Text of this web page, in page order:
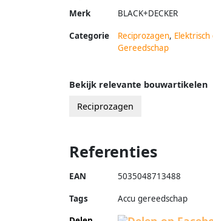
Merk BLACK+DECKER
Categorie Reciprozagen,
Gereedschap
Bekijk relevante bouwartikelen
Reciprozagen
Referenties
EAN 5035048713488
Tags
Accu gereedschap